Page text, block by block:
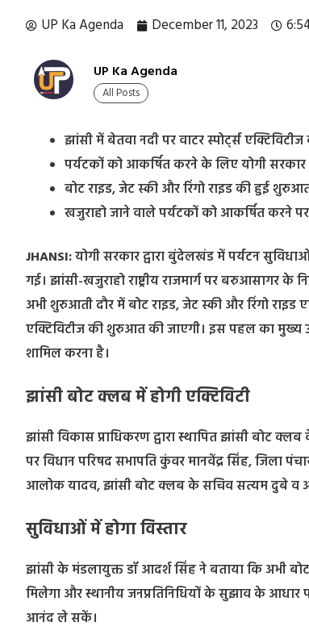
UP Ka Agenda December 11, 2023
UP Ka Agenda
All Posts
झांसी में बेतवा नदी पर वाटर स्पोर्ट्स
पर्यटकों को आकर्षित करने के लिए योगी
बोट राइड, जेट स्की और रिंगो राइड की हुई
खजुराहो जाने वाले पर्यटकों को आकर्षित करने
JHANSI:योगी सरकार द्वारा बुंदेलखंड में पर्यटन
गई। झांसी-खजुराहो राष्ट्रीय राजमार्ग पर बरुआसागर
अभी शुरुआती दौर में बोट राइड, जेट स्की और रिंगो
एक्टिविटीज की शुरुआत की जाएगी। इस पहल का मुख्य
शामिल करना है।
झांसी बोट क्लब में होगी एक्टिविटी
झांसी विकास प्राधिकरण द्वारा स्थापित झांसी बोट
पर विधान परिषद सभापति कुंवर मानवेंद्र सिंह, जिला
आलोक यादव, झांसी बोट क्लब के सचिव सत्यम दुबे व
सुविधाओं में होगा विस्तार
झांसी के मंडलायुक्त डॉ आदर्श सिंह ने बताया कि अभी
मिलेगा और स्थानीय जनप्रतिनिधियों के सुझाव के
आनंद ले सकें।